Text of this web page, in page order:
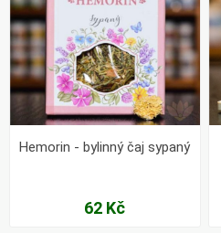
Hemorin - bylinný čaj sypaný
62 Kč